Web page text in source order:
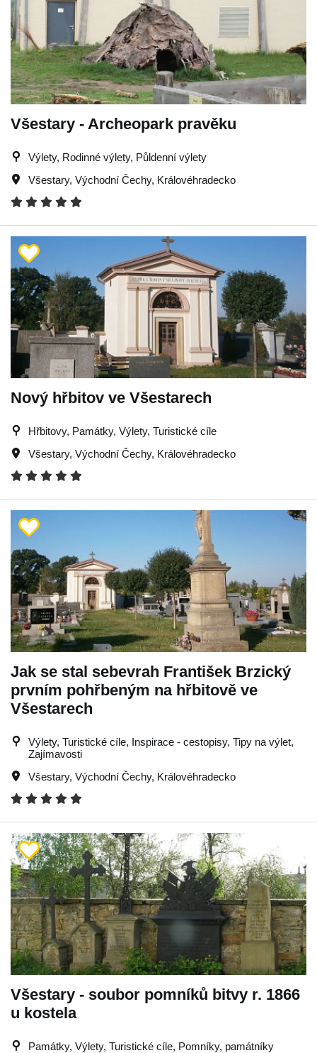
Všestary - Archeopark pravěku
Výlety, Rodinné výlety, Půldenní výlety
Všestary, Východní Čechy, Královéhradecko
Nový hřbitov ve Všestarech
Hřbitovy, Památky, Výlety, Turistické cíle
Všestary, Východní Čechy, Královéhradecko
Jak se stal sebevrah František Brzický
prvním pohřbeným na hřbitově ve
Všestarech
Výlety, Turistické cíle, Inspirace - cestopisy, Tipy na výlet,
Zajímavosti
Všestary, Východní Čechy, Královéhradecko
Všestary - soubor pomníků bitvy r. 1866
u kostela
Památky, Výlety, Turistické cíle, Pomníky, památníky